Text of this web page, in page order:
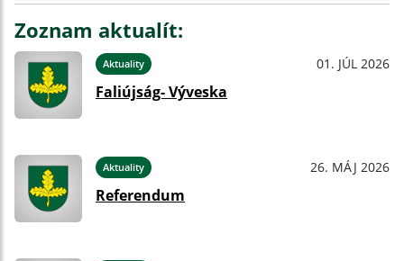
Zoznam aktualít:
Aktuality 01. JÚL 2026
Faliújság- Výveska
Aktuality 26. MÁJ 2026
Referendum